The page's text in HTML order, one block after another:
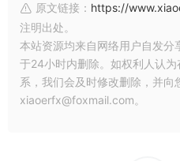
原文链接： https://
注明出处。
本站资源均来自网络用户自发
于24小时内删除。如权利人认
系，我们会及时修改删除，并向
xiaoerfx@foxmail.com。